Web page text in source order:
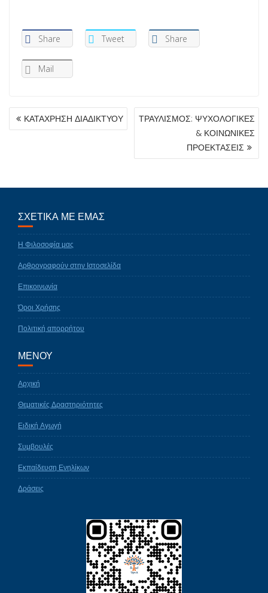
Share Tweet Share
Mail
ΠΛΟΉΓΗΣΗ
ΆΡΘΡΩΝ
ΚΑΤΑΧΡΗΣΗ ΔΙΑΔΙΚΤΥΟΥ
ΤΡΑΥΛΙΣΜΟΣ: ΨΥΧΟΛΟΓΙΚΕΣ
& ΚΟΙΝΩΝΙΚΕΣ
ΠΡΟΕΚΤΑΣΕΙΣ
ΣΧΕΤΙΚΑ ΜΕ ΕΜΑΣ
Η Φιλοσοφία μας
Αρθρογραφούν στην Ιστοσελίδα
Επικοινωνία
Όροι Χρήσης
Πολιτική απορρήτου
ΜΕΝΟΥ
Αρχική
Θεματικές Δραστηριότητες
Ειδική Αγωγή
Συμβουλές
Εκπαίδευση Ενηλίκων
Δράσεις